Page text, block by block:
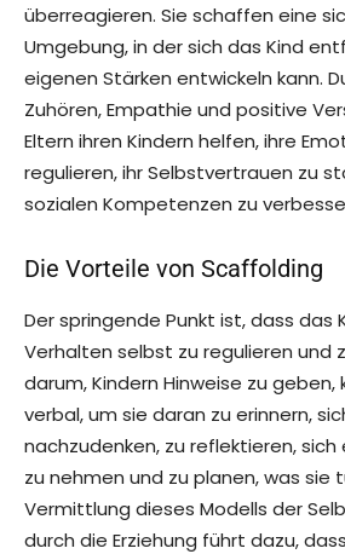
überreagieren. Sie schaffen eine
Umgebung, in der sich das Kind
eigenen Stärken entwickeln kann.
Zuhören, Empathie und positive
Eltern ihren Kindern helfen, ihre
regulieren, ihr Selbstvertrauen zu
sozialen Kompetenzen zu
Die Vorteile von Scaffolding
Der springende Punkt ist, dass das
Verhalten selbst zu regulieren und
darum, Kindern Hinweise zu geben,
verbal, um sie daran zu erinnern,
nachzudenken, zu reflektieren,
zu nehmen und zu planen, was sie
Vermittlung dieses Modells der
durch die Erziehung führt dazu,